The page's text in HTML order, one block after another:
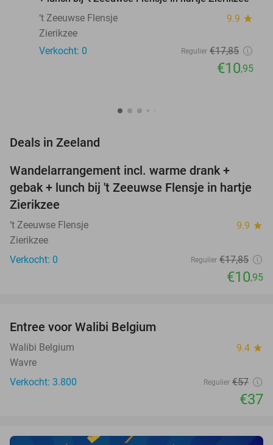
‘t Zeeuwse Flensje
9.9 star
Zierikzee
Verkocht: 0
Regulier €17,85
€10,95
Deals in Zeeland
TODAY
Wandelarrangement incl. warme drank +
gebak + lunch bij 't Zeeuwse Flensje in hartje
Zierikzee
‘t Zeeuwse Flensje 9.9 star
Zierikzee
Verkocht: 0
Regulier €17,85
€10,95
Entree voor Walibi Belgium
Walibi Belgium 9.4 star
Wavre
Verkocht: 3.800
Regulier €57
€37